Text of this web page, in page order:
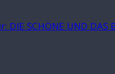
SCHÖNE UND DAS